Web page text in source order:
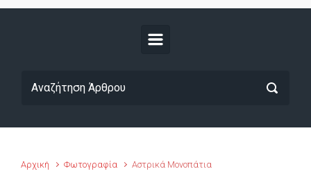
Αρχική Φωτογραφία Αστρικά Μονοπάτια